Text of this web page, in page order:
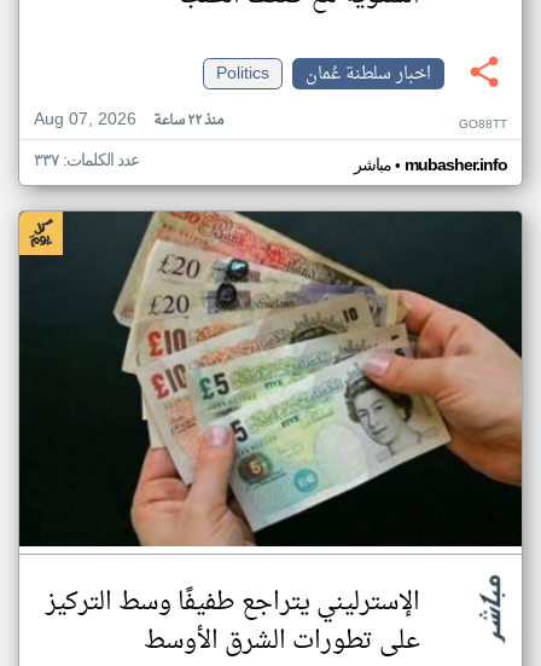
اخبار سلطنة عُمان
Politics
Aug 07, 2026
منذ ٢٢ ساعة GO88TT
مباشر• mubasher.info عدد الكلمات: ٣٣٧
الإسترليني يتراجع طفيفًا وسط التركيز
على تطورات الشرق الأوسط